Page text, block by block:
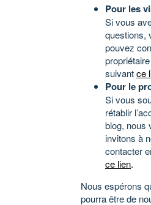
Pour les
Si vous
questions,
pouvez
suivantce
Pour le
Si vous
rétablir
blog, nous
invitons à
contacter
ce lien.
Nous espérons
pourra être de